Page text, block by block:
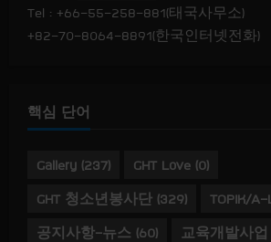
Tel : +66-55-258-881(태국사무소)
+82-70-8064-8891(한국인터넷전화)
핵심 단어
Gallery (237) GHT Love (0)
GHT 청소년봉사단 (329) TOPIK/A-
공지사항-뉴스 (60) 교육개발사업